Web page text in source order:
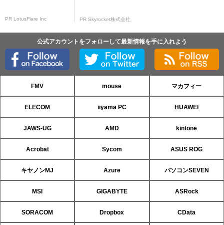
PR LotusFlare Inc PR Skyrocket株式会社
公式アカウントをフォローして最新情報を手に入れよう
FMV mouse マカフィー
ELECOM iiyama PC HUAWEI
JAWS-UG AMD kintone
Acrobat Sycom ASUS ROG
キヤノンMJ Azure パソコンSEVEN
MSI GIGABYTE ASRock
SORACOM Dropbox CData